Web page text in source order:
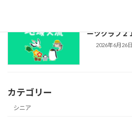
ーツクラブ２
2026年6月26日
カテゴリー
シニア